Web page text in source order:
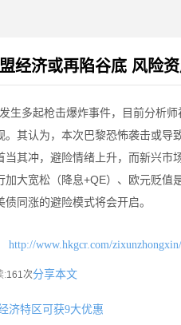
经济或再陷谷底 风险
多起枪击爆炸事件，目前分析师
。其认为，本次巴黎恐怖袭击或
当其冲，避险情绪上升，而新兴
加大宽松（降息+QE）、欧元贬
同涨的避险模式将会开启。
http://www.hkgcr.com/
:161次分享本文
济特区可获9大优惠